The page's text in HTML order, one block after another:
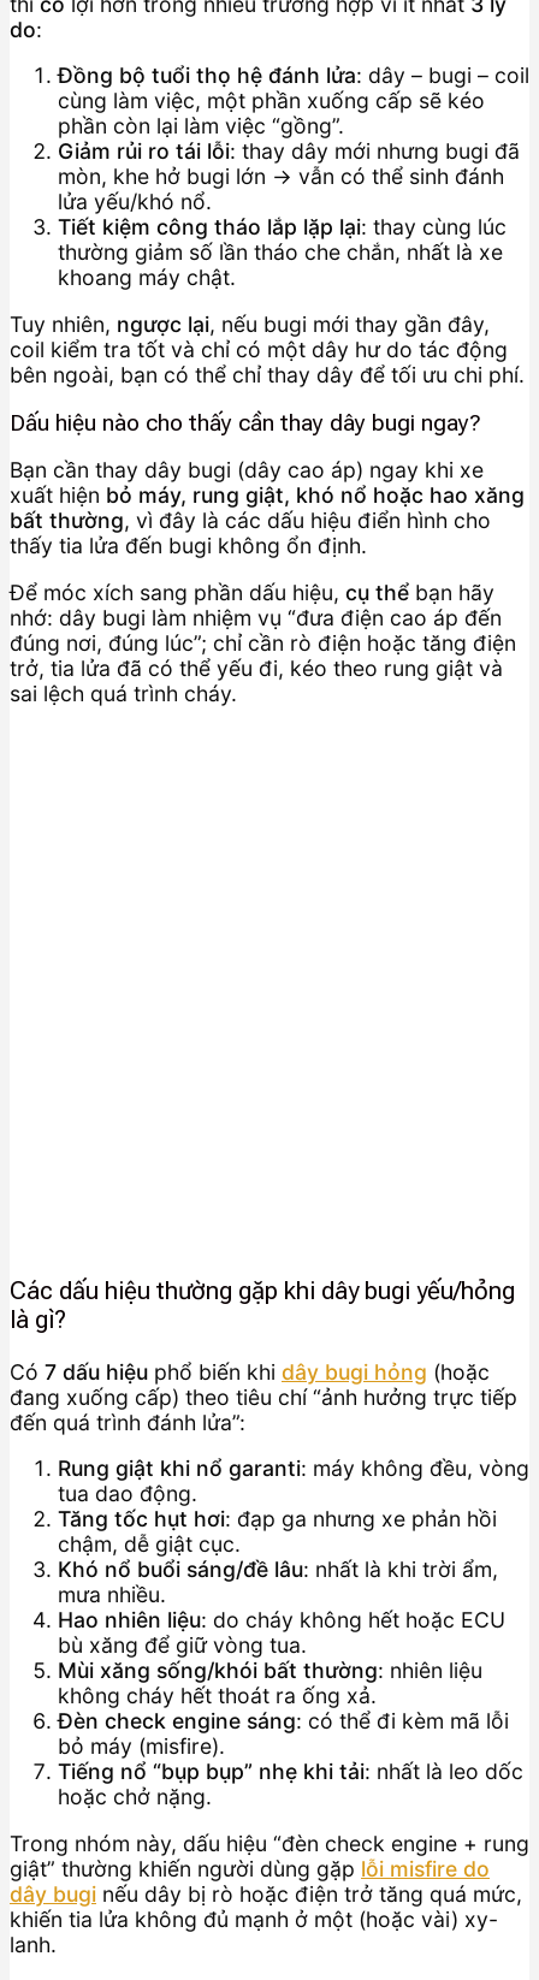
do:
Đồng bộ tuổi thọ hệ đánh lửa: dây – bugi – coil
cùng làm việc, một phần xuống cấp sẽ kéo
phần còn lại làm việc “gồng”.
Giảm rủi ro tái lỗi: thay dây mới nhưng bugi đã
mòn, khe hở bugi lớn → vẫn có thể sinh đánh
lửa yếu/khó nổ.
Tiết kiệm công tháo lắp lặp lại: thay cùng lúc
thường giảm số lần tháo che chắn, nhất là xe
khoang máy chật.
Tuy nhiên, ngược lại, nếu bugi mới thay gần đây,
coil kiểm tra tốt và chỉ có một dây hư do tác động
bên ngoài, bạn có thể chỉ thay dây để tối ưu chi phí.
Dấu hiệu nào cho thấy cần thay dây bugi ngay?
Bạn cần thay dây bugi (dây cao áp) ngay khi xe
xuất hiện bỏ máy, rung giật, khó nổ hoặc hao xăng
bất thường, vì đây là các dấu hiệu điển hình cho
thấy tia lửa đến bugi không ổn định.
Để móc xích sang phần dấu hiệu, cụ thể bạn hãy
nhớ: dây bugi làm nhiệm vụ “đưa điện cao áp đến
đúng nơi, đúng lúc”; chỉ cần rò điện hoặc tăng điện
trở, tia lửa đã có thể yếu đi, kéo theo rung giật và
sai lệch quá trình cháy.
Các dấu hiệu thường gặp khi dây bugi yếu/hỏng
là gì?
Có 7 dấu hiệu phổ biến khi dây bugi hỏng (hoặc
đang xuống cấp) theo tiêu chí “ảnh hưởng trực tiếp
đến quá trình đánh lửa”:
Rung giật khi nổ garanti: máy không đều, vòng
tua dao động.
Tăng tốc hụt hơi: đạp ga nhưng xe phản hồi
chậm, dễ giật cục.
Khó nổ buổi sáng/đề lâu: nhất là khi trời ẩm,
mưa nhiều.
Hao nhiên liệu: do cháy không hết hoặc ECU
bù xăng để giữ vòng tua.
Mùi xăng sống/khói bất thường: nhiên liệu
không cháy hết thoát ra ống xả.
Đèn check engine sáng: có thể đi kèm mã lỗi
bỏ máy (misfire).
Tiếng nổ “bụp bụp” nhẹ khi tải: nhất là leo dốc
hoặc chở nặng.
Trong nhóm này, dấu hiệu “đèn check engine + rung
giật” thường khiến người dùng gặp lỗi misfire do
dây bugi nếu dây bị rò hoặc điện trở tăng quá mức,
khiến tia lửa không đủ mạnh ở một (hoặc vài) xy-
lanh.